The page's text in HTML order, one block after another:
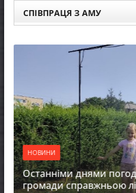
СПІВПРАЦЯ З АМУ
НОВИНИ
Останніми днями
громади справжньою